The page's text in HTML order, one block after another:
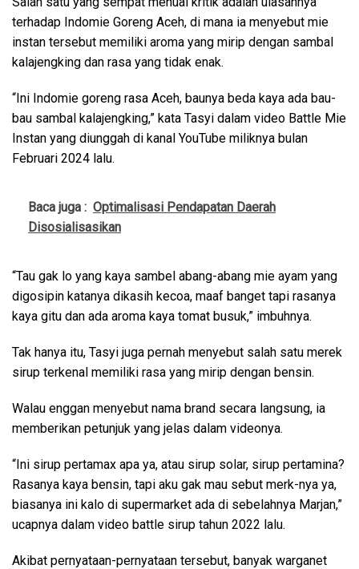
terhadap Indomie Goreng Aceh, di mana ia menyebut mie
instan tersebut memiliki aroma yang mirip dengan sambal
kalajengking dan rasa yang tidak enak.
“Ini Indomie goreng rasa Aceh, baunya beda kaya ada bau-
bau sambal kalajengking,” kata Tasyi dalam video Battle Mie
Instan yang diunggah di kanal YouTube miliknya bulan
Februari 2024 lalu.
Baca juga : Optimalisasi Pendapatan Daerah
Disosialisasikan
“Tau gak lo yang kaya sambel abang-abang mie ayam yang
digosipin katanya dikasih kecoa, maaf banget tapi rasanya
kaya gitu dan ada aroma kaya tomat busuk,” imbuhnya.
Tak hanya itu, Tasyi juga pernah menyebut salah satu merek
sirup terkenal memiliki rasa yang mirip dengan bensin.
Walau enggan menyebut nama brand secara langsung, ia
memberikan petunjuk yang jelas dalam videonya.
“Ini sirup pertamax apa ya, atau sirup solar, sirup pertamina?
Rasanya kaya bensin, tapi aku gak mau sebut merk-nya ya,
biasanya ini kalo di supermarket ada di sebelahnya Marjan,”
ucapnya dalam video battle sirup tahun 2022 lalu.
Akibat pernyataan-pernyataan tersebut, banyak warganet